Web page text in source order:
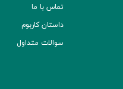
تماس با ما
داستان کاربوم
سوالات متداول